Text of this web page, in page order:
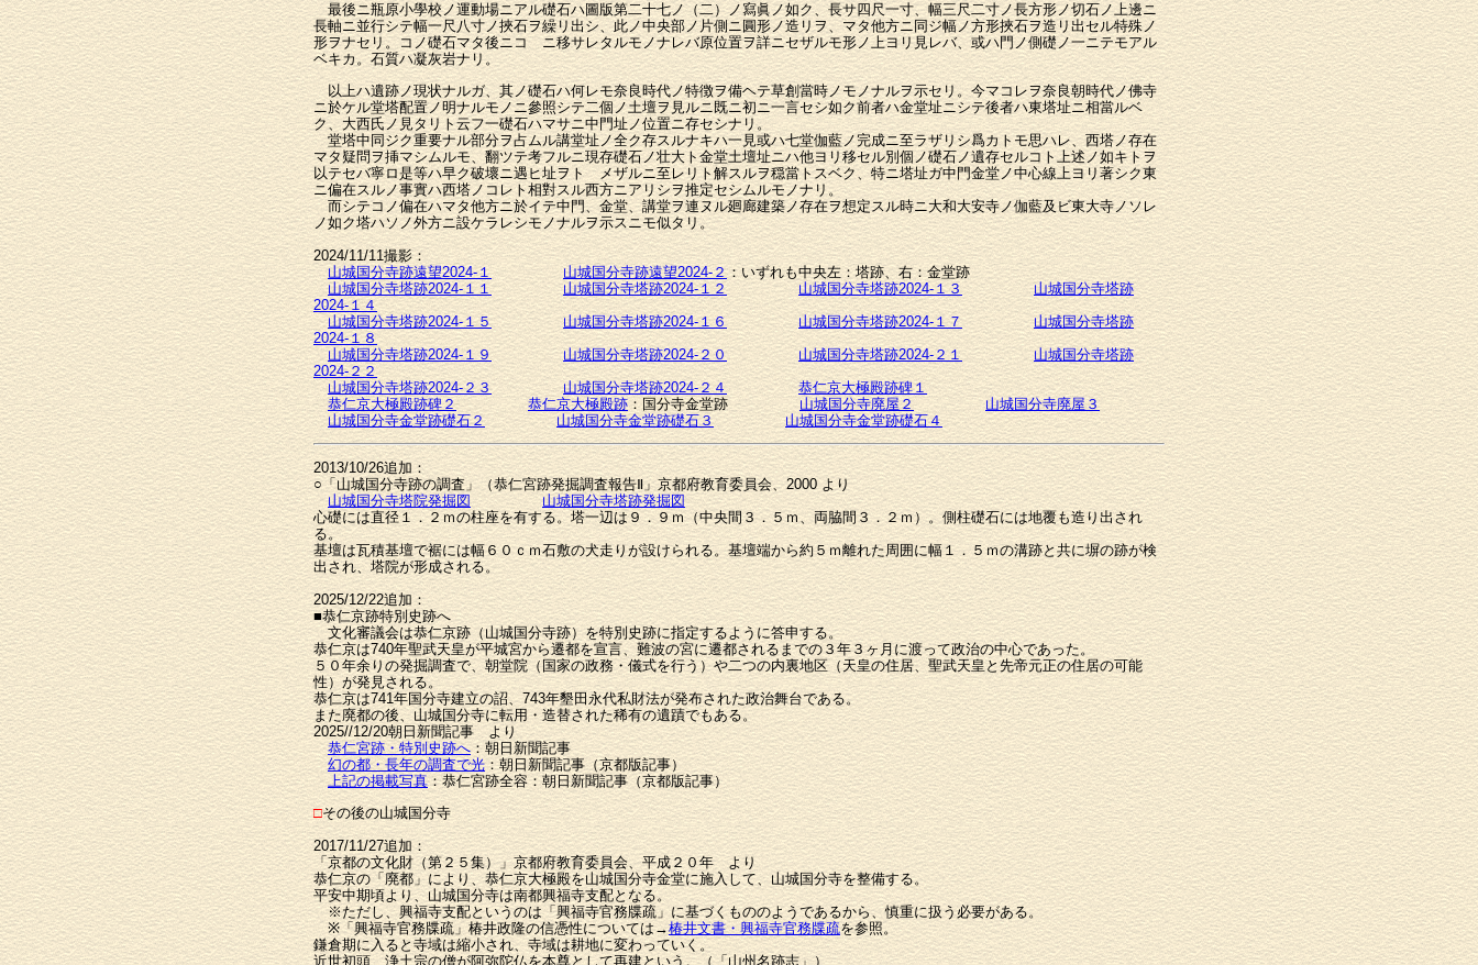
最後ニ瓶原小學校ノ運動場ニアル礎石ハ圖版第二十七ノ（二）ノ寫眞ノ如ク、長サ四尺一寸、幅三尺二寸ノ長方形ノ切石ノ上邊ニ
長軸ニ並行シテ幅一尺八寸ノ挾石ヲ繰リ出シ、此ノ中央部ノ片側ニ圓形ノ造リヲ、マタ他方ニ同ジ幅ノ方形挾石ヲ造リ出セル特殊ノ
形ヲナセリ。コノ礎石マタ後ニコゝニ移サレタルモノナレバ原位置ヲ詳ニセザルモ形ノ上ヨリ見レバ、或ハ門ノ側礎ノ一ニテモアル
ベキカ。石質ハ凝灰岩ナリ。
以上ハ遺跡ノ現状ナルガ、其ノ礎石ハ何レモ奈良時代ノ特徴ヲ備ヘテ草創當時ノモノナルヲ示セリ。今マコレヲ奈良朝時代ノ佛寺
ニ於ケル堂塔配置ノ明ナルモノニ參照シテ二個ノ土壇ヲ見ルニ既ニ初ニ一言セシ如ク前者ハ金堂址ニシテ後者ハ東塔址ニ相當ルベ
ク、大西氏ノ見タリト云フ一礎石ハマサニ中門址ノ位置ニ存セシナリ。
堂塔中同ジク重要ナル部分ヲ占ムル講堂址ノ全ク存スルナキハ一見或ハ七堂伽藍ノ完成ニ至ラザリシ爲カトモ思ハレ、西塔ノ存在
マタ疑問ヲ挿マシムルモ、翻ツテ考フルニ現存礎石ノ壮大ト金堂土壇址ニハ他ヨリ移セル別個ノ礎石ノ遺存セルコト上述ノ如キトヲ
以テセバ寧ロ是等ハ早ク破壞ニ遇ヒ址ヲトゞメザルニ至レリト解スルヲ穏當トスベク、特ニ塔址ガ中門金堂ノ中心線上ヨリ著シク東
ニ偏在スルノ事實ハ西塔ノコレト相對スル西方ニアリシヲ推定セシムルモノナリ。
而シテコノ偏在ハマタ他方ニ於イテ中門、金堂、講堂ヲ連ヌル廻廊建築ノ存在ヲ想定スル時ニ大和大安寺ノ伽藍及ビ東大寺ノソレ
ノ如ク塔ハソノ外方ニ設ケラレシモノナルヲ示スニモ似タリ。
2024/11/11撮影：
山城国分寺跡遠望2024-１
山城国分寺跡遠望2024-２：いずれも中央左：塔跡、右：金堂跡
山城国分寺塔跡2024-１１
山城国分寺塔跡2024-１２ 山城国分寺塔跡2024-１３
山城国分寺塔跡
2024-１４
山城国分寺塔跡2024-１５
山城国分寺塔跡2024-１６ 山城国分寺塔跡2024-１７
山城国分寺塔跡
2024-１８
山城国分寺塔跡2024-１９
山城国分寺塔跡2024-２０ 山城国分寺塔跡2024-２１
山城国分寺塔跡
2024-２２
山城国分寺塔跡2024-２３
山城国分寺塔跡2024-２４
恭仁京大極殿跡碑１
恭仁京大極殿跡碑２
恭仁京大極殿跡：国分寺金堂跡山城国分寺廃屋２
山城国分寺廃屋３
山城国分寺金堂跡礎石２
山城国分寺金堂跡礎石３ 山城国分寺金堂跡礎石４
2013/10/26追加：
○「山城国分寺跡の調査」（恭仁宮跡発掘調査報告Ⅱ」京都府教育委員会、2000 より
山城国分寺塔院発掘図
山城国分寺塔跡発掘図
心礎には直径１．２ｍの柱座を有する。塔一辺は９．９ｍ（中央間３．５ｍ、両脇間３．２ｍ）。側柱礎石には地覆も造り出され
る。
基壇は瓦積基壇で裾には幅６０ｃｍ石敷の犬走りが設けられる。基壇端から約５ｍ離れた周囲に幅１．５ｍの溝跡と共に塀の跡が検
出され、塔院が形成される。
2025/12/22追加：
■恭仁京跡特別史跡へ
文化審議会は恭仁京跡（山城国分寺跡）を特別史跡に指定するように答申する。
恭仁京は740年聖武天皇が平城宮から遷都を宣言、難波の宮に遷都されるまでの３年３ヶ月に渡って政治の中心であった。
５０年余りの発掘調査で、朝堂院（国家の政務・儀式を行う）や二つの内裏地区（天皇の住居、聖武天皇と先帝元正の住居の可能
性）が発見される。
恭仁京は741年国分寺建立の詔、743年墾田永代私財法が発布された政治舞台である。
また廃都の後、山城国分寺に転用・造替された稀有の遺蹟でもある。
2025//12/20朝日新聞記事 より
恭仁宮跡・特別史跡へ ：朝日新聞記事
幻の都・長年の調査で光：朝日新聞記事（京都版記事）
上記の掲載写真：恭仁宮跡全容：朝日新聞記事（京都版記事）
□その後の山城国分寺
2017/11/27追加：
「京都の文化財（第２５集）」京都府教育委員会、平成２０年 より
恭仁京の「廃都」により、恭仁京大極殿を山城国分寺金堂に施入して、山城国分寺を整備する。
平安中期頃より、山城国分寺は南都興福寺支配となる。
※ただし、興福寺支配というのは「興福寺官務牒疏」に基づくもののようであるから、慎重に扱う必要がある。
※「興福寺官務牒疏」椿井政隆の信憑性については→椿井文書・興福寺官務牒疏を参照。
鎌倉期に入ると寺域は縮小され、寺域は耕地に変わっていく。
近世初頭、浄土宗の僧が阿弥陀仏を本尊として再建という。（「山州名跡志」）